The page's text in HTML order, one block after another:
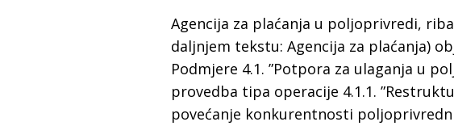
Agencija za plaćanja u poljoprivredi,
daljnjem tekstu: Agencija za plaćanja)
Podmjere 4.1. ”Potpora za ulaganja u
provedba tipa operacije 4.1.1.
povećanje konkurentnosti